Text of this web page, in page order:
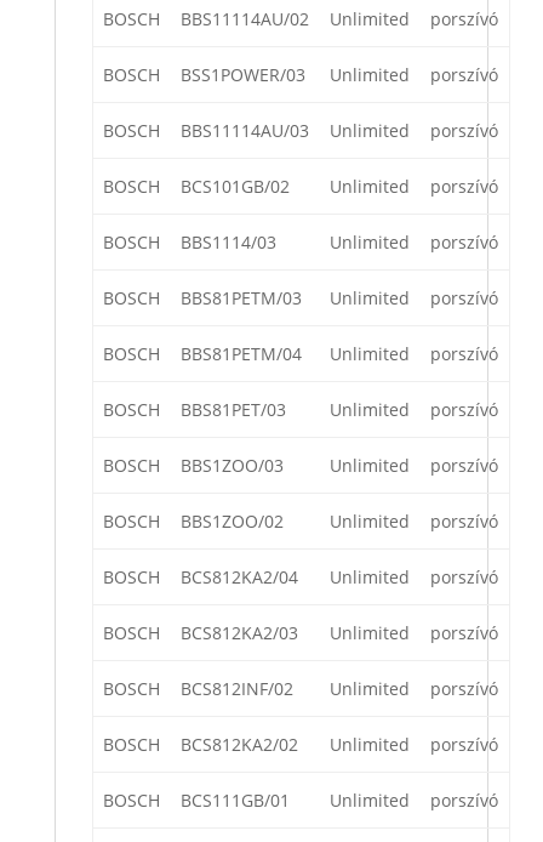
BOSCH BBS11114AU/02 Unlimited porszívó
BOSCH BSS1POWER/03 Unlimited porszívó
BOSCH BBS11114AU/03 Unlimited porszívó
BOSCH BCS101GB/02 Unlimited porszívó
BOSCH BBS1114/03 Unlimited porszívó
BOSCH BBS81PETM/03 Unlimited porszívó
BOSCH BBS81PETM/04 Unlimited porszívó
BOSCH BBS81PET/03 Unlimited porszívó
BOSCH BBS1ZOO/03 Unlimited porszívó
BOSCH BBS1ZOO/02 Unlimited porszívó
BOSCH BCS812KA2/04 Unlimited porszívó
BOSCH BCS812KA2/03 Unlimited porszívó
BOSCH BCS812INF/02 Unlimited porszívó
BOSCH BCS812KA2/02 Unlimited porszívó
BOSCH BCS111GB/01 Unlimited porszívó